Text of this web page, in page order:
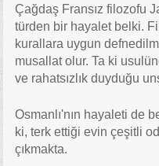
Çağdaş Fransız filozofu
türden bir hayalet belki.
kurallara uygun
musallat olur. Ta ki
ve rahatsızlık duyduğu
Osmanlı'nın hayaleti de
ki, terk ettiği evin çeşitli
çıkmakta.